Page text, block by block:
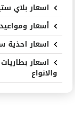
اسعار بلاي ستيشن 2 في
أسعار
اسعار احذية
والانواع